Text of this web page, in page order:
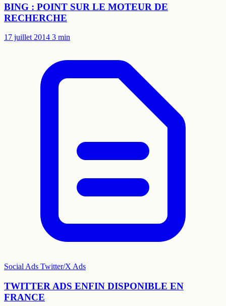
BING : POINT SUR LE MOTEUR DE
RECHERCHE
17 juillet 2014 3 min
Social Ads Twitter/X Ads
TWITTER ADS ENFIN DISPONIBLE EN
FRANCE